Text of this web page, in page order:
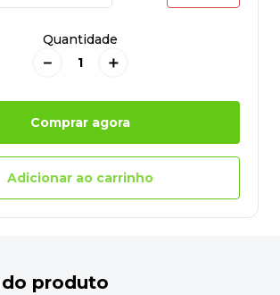
Quantidade
＋
－
Comprar agora
Adicionar ao carrinho
produto